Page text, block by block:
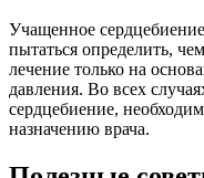
Учащенное
пытаться определить,
лечение только на
давления. Во всех
сердцебиение,
назначению врача.